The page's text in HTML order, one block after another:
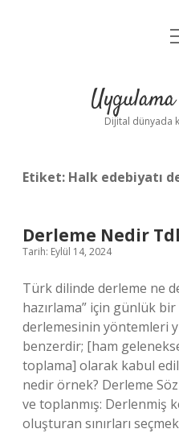
Dijital dünyada
Etiket: Halk edebiyatı
Derleme Nedir
Tarih: Eylül 14, 2024
Türk dilinde derleme ne
hazırlama” için günlük
derlemesinin yöntemleri
benzerdir; [ham
toplama] olarak kabul
nedir örnek? Derleme
ve toplanmış: Derlenmiş
oluşturan sınırları